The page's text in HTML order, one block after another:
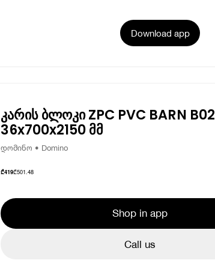
Download app
კარის ბლოკი ZPC PVC BARN B02
36x700x2150 მმ
დომინო • Domino
₾419₾501.48
Shop in app
Call us